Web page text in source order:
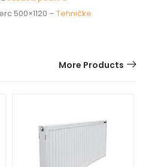
500×1120 – Tehničke
More Products